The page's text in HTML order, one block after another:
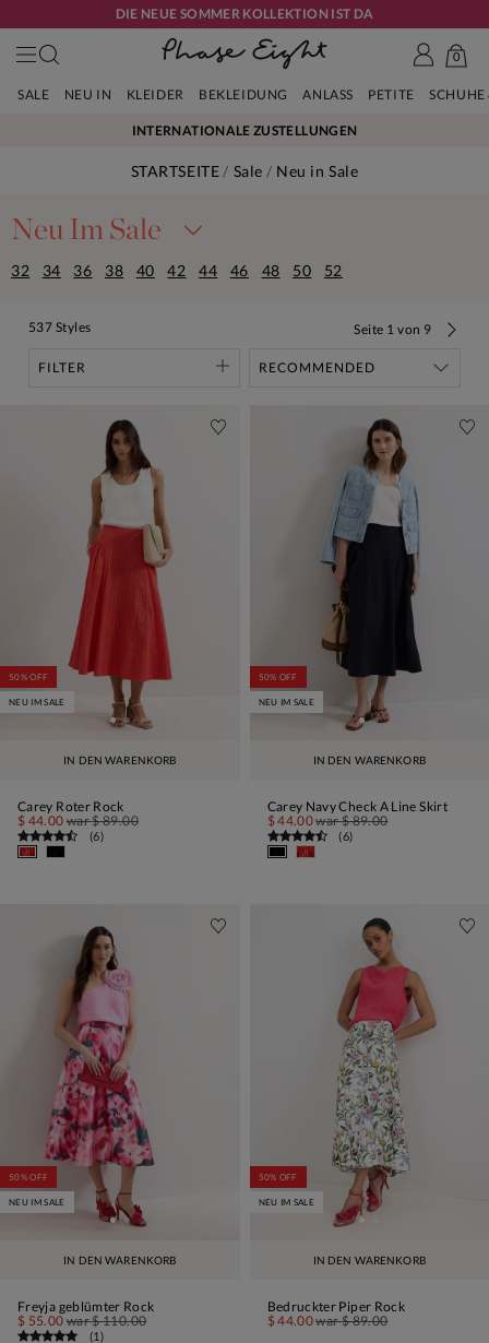
DIE NEUE SOMMER KOLLEKTION IST DA
0
SALE NEU IN KLEIDER BEKLEIDUNG ANLASS PETITE
INTERNATIONALE ZUSTELLUNGEN
STARTSEITE Sale Neu in Sale
Neu Im Sale
Bei uns findest du neue Kleider, Oberteile, Hosen, Strickwaren und Jacken im
Sale; der perfekte Zeitpunkt, um deine Garderobe auf den neusten Stand zu
32 34 36 38 40 42 44 46 48 50 52
FILTER
537 Styles Seite 1 von 9
IN DEN WARENKORB
50% OFF
NEU IM SALE
Carey Roter Rock
$ 44.00 war$ 89.00
(6)
IN DEN WARENKORB
50% OFF
NEU IM SALE
Carey Navy Check A Line Skirt
$ 44.00war$ 89.00
(6)
IN DEN WARENKORB
50% OFF
NEU IM SALE
Freyja geblümter Rock
$ 55.00 war$ 110.00
(1)
IN DEN WARENKORB
50% OFF
NEU IM SALE
Bedruckter Piper Rock
$ 44.00war$ 89.00